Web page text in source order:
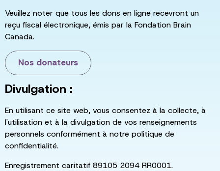
Veuillez noter que tous les dons en ligne recevront un
reçu fiscal électronique, émis par la Fondation Brain
Canada.
Nos donateurs
Divulgation :
En utilisant ce site web, vous consentez à la collecte, à
l'utilisation et à la divulgation de vos renseignements
personnels conformément à notre politique de
confidentialité.
Enregistrement caritatif 89105 2094 RR0001.